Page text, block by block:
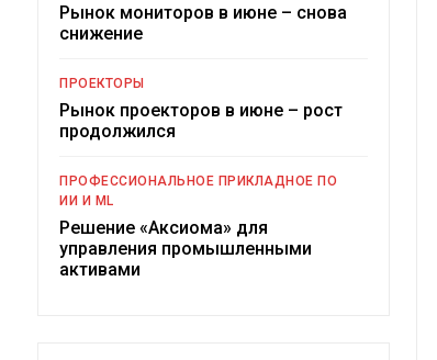
Рынок мониторов в июне – снова
снижение
ПРОЕКТОРЫ
Рынок проекторов в июне – рост
продолжился
ПРОФЕССИОНАЛЬНОЕ ПРИКЛАДНОЕ ПО
ИИ И ML
Решение «Аксиома» для
управления промышленными
активами
российский рынок ИБП?